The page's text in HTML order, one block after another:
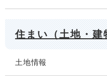
住まい（土地・建
土地情報